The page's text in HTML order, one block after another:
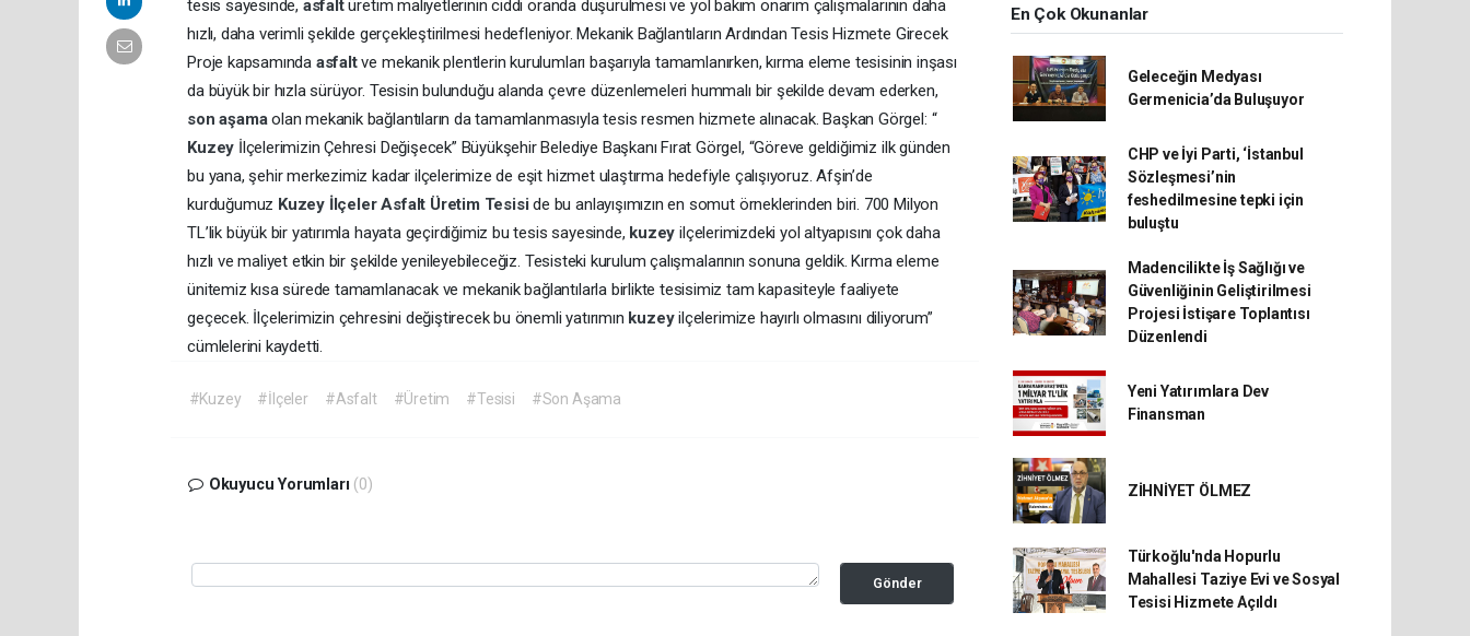
tesis sayesinde, asfaltüretim maliyetlerinin ciddi oranda düşürülmesi ve yol bakım onarım çalışmalarının daha
hızlı, daha verimli şekilde gerçekleştirilmesi hedefleniyor. Mekanik Bağlantıların Ardından Tesis Hizmete Girecek
Proje kapsamında asfaltve mekanik plentlerin kurulumları başarıyla tamamlanırken, kırma eleme tesisinin inşası
da büyük bir hızla sürüyor. Tesisin bulunduğu alanda çevre düzenlemeleri hummalı bir şekilde devam ederken,
son aşamaolan mekanik bağlantıların da tamamlanmasıyla tesis resmen hizmete alınacak. Başkan Görgel: “
Kuzey İlçelerimizin Çehresi Değişecek” Büyükşehir Belediye Başkanı Fırat Görgel, “Göreve geldiğimiz ilk günden
bu yana, şehir merkezimiz kadar ilçelerimize de eşit hizmet ulaştırma hedefiyle çalışıyoruz. Afşin’de
kurduğumuz Kuzey İlçelerAsfalt Üretim Tesiside bu anlayışımızın en somut örneklerinden biri. 700 Milyon
TL’lik büyük bir yatırımla hayata geçirdiğimiz bu tesis sayesinde, kuzeyilçelerimizdeki yol altyapısını çok daha
hızlı ve maliyet etkin bir şekilde yenileyebileceğiz. Tesisteki kurulum çalışmalarının sonuna geldik. Kırma eleme
ünitemiz kısa sürede tamamlanacak ve mekanik bağlantılarla birlikte tesisimiz tam kapasiteyle faaliyete
geçecek. İlçelerimizin çehresini değiştirecek bu önemli yatırımın kuzeyilçelerimize hayırlı olmasını diliyorum”
cümlelerini kaydetti.
#Kuzey #İlçeler #Asfalt #Üretim #Tesisi #Son Aşama
Okuyucu Yorumları (0)
Gönder
En Çok Okunanlar
Geleceğin Medyası
Germenicia’da Buluşuyor
CHP ve İyi Parti, ‘İstanbul
Sözleşmesi’nin
feshedilmesine tepki için
buluştu
Madencilikte İş Sağlığı ve
Güvenliğinin Geliştirilmesi
Projesi İstişare Toplantısı
Düzenlendi
Yeni Yatırımlara Dev
Finansman
ZİHNİYET ÖLMEZ
Türkoğlu'nda Hopurlu
Mahallesi Taziye Evi ve Sosyal
Tesisi Hizmete Açıldı